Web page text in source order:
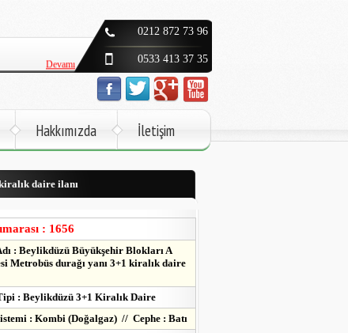
Devamı
Devamı
Devamı
0212 872 73 96
0533 413 37 35
Hakkımızda İletişim
daire ilanı
: 1656
: Beylikdüzü Büyükşehir Blokları A
Metrobüs durağı yanı 3+1 kiralık daire
: Beylikdüzü 3+1 Kiralık Daire
: Kombi (Doğalgaz) // Cephe : Batı